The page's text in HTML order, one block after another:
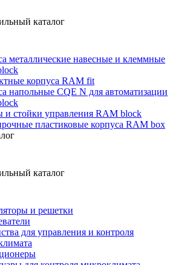
каталог
металлические навесные и клеммные
корпуса RAM fit
напольные CQE N для автоматизации
и стойки управления RAM block
пластиковые корпуса RAM box
каталог
и решетки
для управления и контроля